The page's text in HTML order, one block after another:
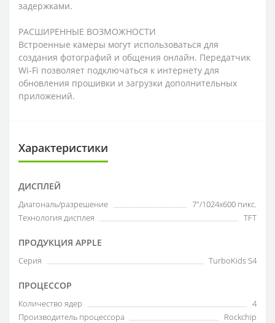
задержками.
РАСШИРЕННЫЕ ВОЗМОЖНОСТИ
Встроенные камеры могут использоваться для
создания фотографий и общения онлайн. Передатчик
Wi-Fi позволяет подключаться к интернету для
обновления прошивки и загрузки дополнительных
приложений.
Характеристики
ДИСПЛЕЙ
Диагональ/разрешение
7"/1024х600 пикс.
Технология дисплея
TFT
ПРОДУКЦИЯ APPLE
Серия TurboKids S4
ПРОЦЕССОР
Количество ядер
4
Производитель процессора
Rockchip